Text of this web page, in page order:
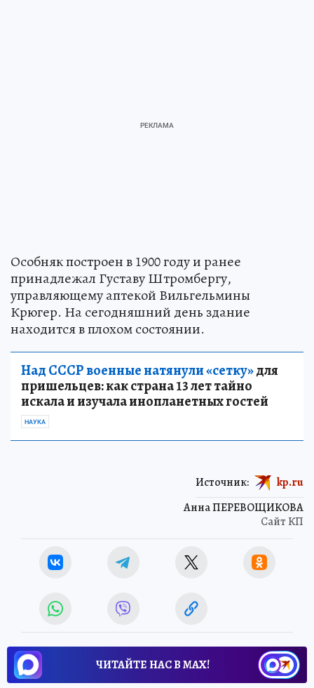
Особняк построен в 1900 году и ранее
принадлежал Густаву Штромбергу,
управляющему аптекой Вильгельмины
Крюгер. На сегодняшний день здание
находится в плохом состоянии.
Над СССР военные натянули «сетку»для
пришельцев: как страна 13 лет тайно
искала и изучала инопланетных гостей
НАУКА
Анна ПЕРЕВОЩИКОВА
Сайт КП
Источник: kp.ru
ЧИТАЙТЕ НАС В МАХ!